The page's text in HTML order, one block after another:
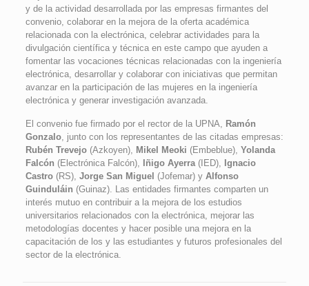
y de la actividad desarrollada por las empresas firmantes del
convenio, colaborar en la mejora de la oferta académica
relacionada con la electrónica, celebrar actividades para la
divulgación científica y técnica en este campo que ayuden a
fomentar las vocaciones técnicas relacionadas con la ingeniería
electrónica, desarrollar y colaborar con iniciativas que permitan
avanzar en la participación de las mujeres en la ingeniería
electrónica y generar investigación avanzada.
El convenio fue firmado por el rector de la UPNA, Ramón
Gonzalo, junto con los representantes de las citadas empresas:
Rubén Trevejo(Azkoyen), Mikel Meoki (Embeblue), Yolanda
Falcón (Electrónica Falcón), Iñigo Ayerra(IED), Ignacio
Castro(RS), Jorge San Miguel (Jofemar) y Alfonso
Guinduláin (Guinaz). Las entidades firmantes comparten un
interés mutuo en contribuir a la mejora de los estudios
universitarios relacionados con la electrónica, mejorar las
metodologías docentes y hacer posible una mejora en la
capacitación de los y las estudiantes y futuros profesionales del
sector de la electrónica.